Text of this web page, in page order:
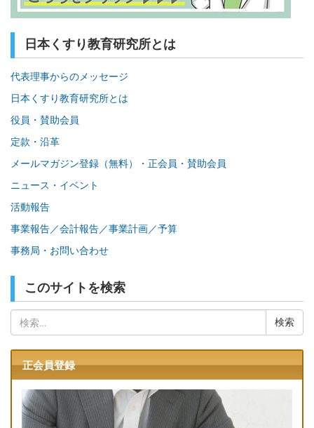
日本くすり教育研究所とは
代表理事からのメッセージ
日本くすり教育研究所とは
役員・賛助会員
定款・沿革
メールマガジン登録（無料）・正会員・賛助会員
ニュース・イベント
活動報告
事業報告／会計報告／事業計画／予算
事務局・お問い合わせ
このサイトを検索
索:
正会員登録